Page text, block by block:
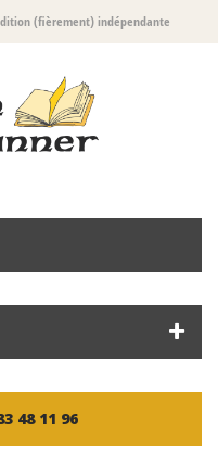
(fièrement) indépendante
48 11 96